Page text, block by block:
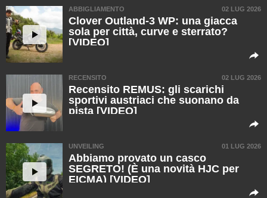
ABBIGLIAMENTO 02 LUG 2026
Clover Outland-3 WP: una giacca
sola per città, curve e sterrato?
[VIDEO]
RECENSITO 02 LUG 2026
Recensito REMUS: gli scarichi
sportivi austriaci che suonano da
pista [VIDEO]
UNVEILING 01 LUG 2026
Abbiamo provato un casco
SEGRETO! (È una novità HJC per
EICMA) [VIDEO]